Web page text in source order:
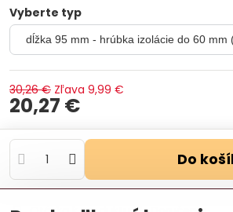
Vyberte typ
30,26 € Zľava 9,99 €
20,27 €
Do